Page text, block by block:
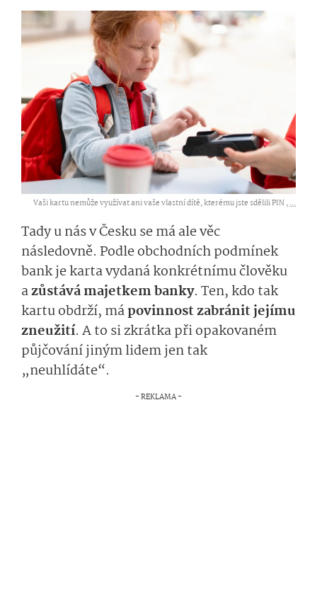
Vaši kartu nemůže využívat ani vaše vlastní dítě, kterému jste sdělili PIN ,...
Tady u nás v Česku se má ale věc
následovně. Podle obchodních podmínek
bank je karta vydaná konkrétnímu člověku
azůstává majetkem banky. Ten, kdo tak
kartu obdrží, mápovinnost zabránit jejímu
zneužití. A to si zkrátka při opakovaném
půjčování jiným lidem jen tak
„neuhlídáte“.